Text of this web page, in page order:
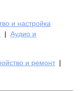
и настройка
| Аудио и
и ремонт |